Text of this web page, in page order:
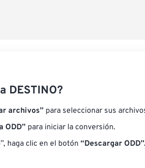
DESTINO?
archivos” para seleccionar sus
ODD” para iniciar la conversión.
haga clic en el botón “Descargar